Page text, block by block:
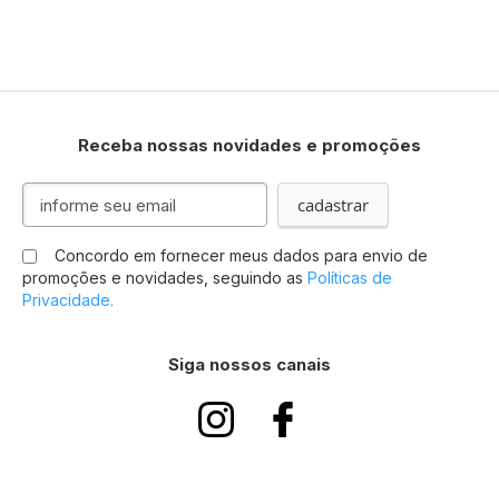
Receba nossas novidades e promoções
Inscreva-
nossa
Newsletter:
cadastrar
Concordo em fornecer meus dados para envio de
promoções e novidades, seguindo as Políticas de
Privacidade.
Siga nossos canais